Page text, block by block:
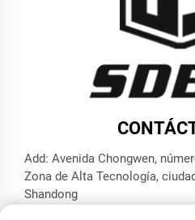
Add: Avenida Chongwen,
Zona de Alta Tecnología,
Shandong